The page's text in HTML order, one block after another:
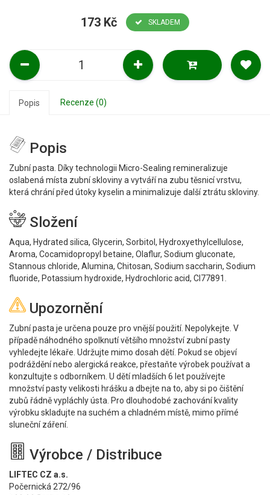
173 Kč SKLADEM
Popis Recenze (0)
Popis
Zubní pasta. Díky technologii Micro-Sealing remineralizuje
oslabená místa zubní skloviny a vytváří na zubu těsnicí vrstvu,
která chrání před útoky kyselin a minimalizuje další ztrátu skloviny.
Složení
Aqua, Hydrated silica, Glycerin, Sorbitol, Hydroxyethylcellulose,
Aroma, Cocamidopropyl betaine, Olaflur, Sodium gluconate,
Stannous chloride, Alumina, Chitosan, Sodium saccharin, Sodium
fluoride, Potassium hydroxide, Hydrochloric acid, CI77891.
Upozornění
Zubní pasta je určena pouze pro vnější použití. Nepolykejte. V
případě náhodného spolknutí většího množství zubní pasty
vyhledejte lékaře. Udržujte mimo dosah dětí. Pokud se objeví
podráždění nebo alergická reakce, přestaňte výrobek používat a
konzultujte s odborníkem. U dětí mladších 6 let používejte
množství pasty velikosti hrášku a dbejte na to, aby si po čištění
zubů řádně vypláchly ústa. Pro dlouhodobé zachování kvality
výrobku skladujte na suchém a chladném místě, mimo přímé
sluneční záření.
Výrobce / Distribuce
LIFTEC CZ a.s.
Počernická 272/96